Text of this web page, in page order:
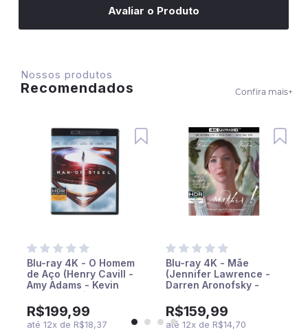
Avaliar o Produto
Nossos produtos
Recomendados Confira mais+
Blu-ray 4K - O Homem
de Aço (Henry Cavill -
Amy Adams - Kevin
Costner - Diane Lane -
Laurence Fishburne -
Russell Crowe - Zack
Snyder)
R$199,99
até 12xde R$18,37
Blu-ray 4K - Mãe
(Jennifer Lawrence -
Darren Aronofsky -
Javier Bardem)
R$159,99
até 12xde R$14,70